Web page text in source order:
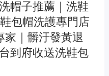
帽子推薦｜洗鞋
包帽洗護專門店
家｜髒汙發黃退
到府收送洗鞋包